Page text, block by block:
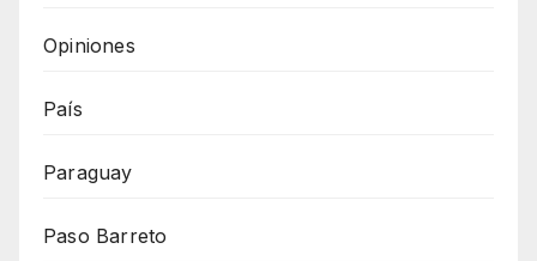
Opiniones
País
Paraguay
Paso Barreto